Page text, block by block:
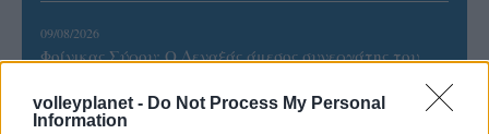
volleyplanet - Do Not Process My Personal
Information
09/08/2026
Φοίνικας Σύρου: Ο Δεναξάς άμεσος συνεργάτης του